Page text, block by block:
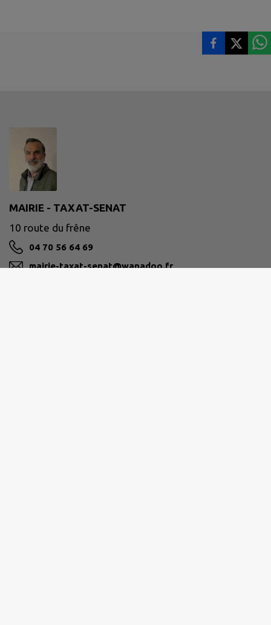
MAIRIE - TAXAT-SENAT
10 route du frêne
04 70 56 64 69
mairie-taxat-senat@wanadoo.fr